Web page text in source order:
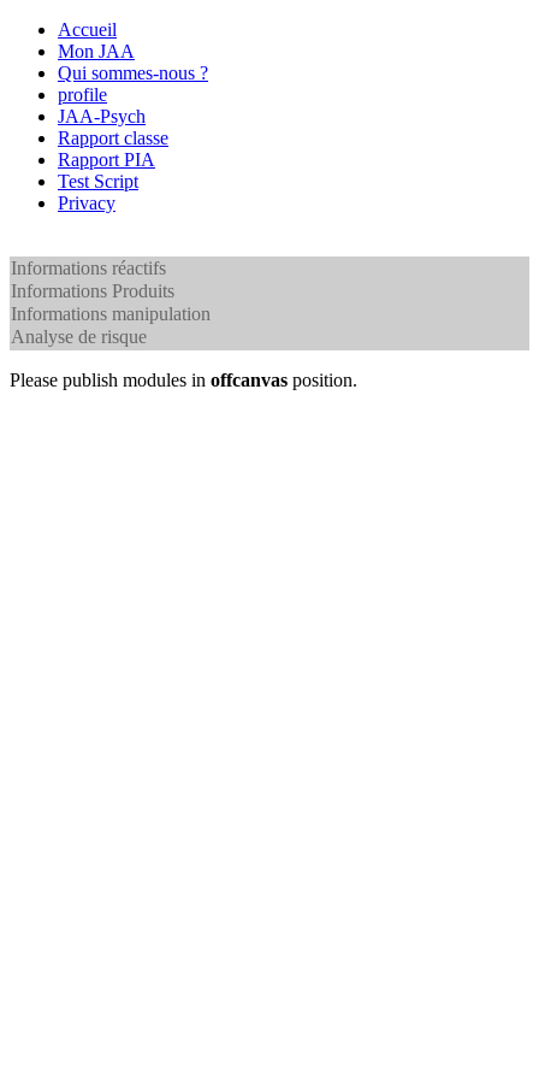
Accueil
Mon JAA
Qui sommes-nous ?
profile
JAA-Psych
Rapport classe
Rapport PIA
Test Script
Privacy
Informations réactifs
Informations Produits
Informations manipulation
Analyse de risque
Please publish modules in offcanvas position.